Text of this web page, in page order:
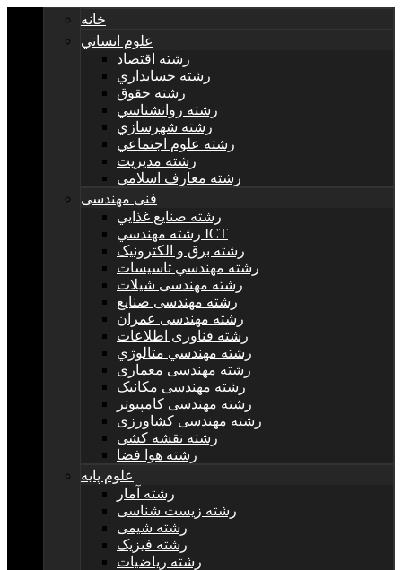
خانه
علوم انساني
رشته اقتصاد
رشته حسابداري
رشته حقوق
رشته روانشناسي
رشته شهرسازي
رشته علوم اجتماعي
رشته مديريت
رشته معارف اسلامی
فنی مهندسی
رشته صنايع غذايي
رشته مهندسي ICT
رشته برق و الکترونيک
رشته مهندسي تاسيسات
رشته مهندسی شیلات
رشته مهندسی صنایع
رشته مهندسی عمران
رشته فناوری اطلاعات
رشته مهندسي متالوژي
رشته مهندسی معماری
رشته مهندسی مکانیک
رشته مهندسی کامپیوتر
رشته مهندسی کشاورزی
رشته نقشه کشی
رشته هوا فضا
علوم پایه
رشته آمار
رشته زیست شناسی
رشته شیمی
رشته فیزیک
رشته ریاضیات